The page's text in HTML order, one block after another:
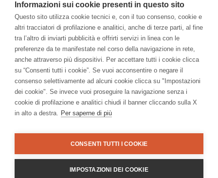
–
Accessibilitià
Con il contributo di:
Bando “Musei di Impresa 2025”
Informazioni sui cookie presenti in questo sito
Questo sito utilizza cookie tecnici e, con il tuo consenso, cookie e
altri tracciatori di profilazione e analitici, anche di terze parti, al fine
tra l’altro di inviarti pubblicità e offrirti servizi in linea con le
preferenze da te manifestate nel corso della navigazione in rete,
anche attraverso più dispositivi. Per accettare tutti i cookie clicca
su “Consenti tutti i cookie”. Se vuoi acconsentire o negare il
consenso selettivamente ad alcuni cookie clicca su "Impostazioni
dei cookie". Se invece vuoi proseguire la navigazione senza i
cookie di profilazione e analitici chiudi il banner cliccando sulla X
in alto a destra. Per saperne di più
CONSENTI TUTTI I COOKIE
IMPOSTAZIONI DEI COOKIE